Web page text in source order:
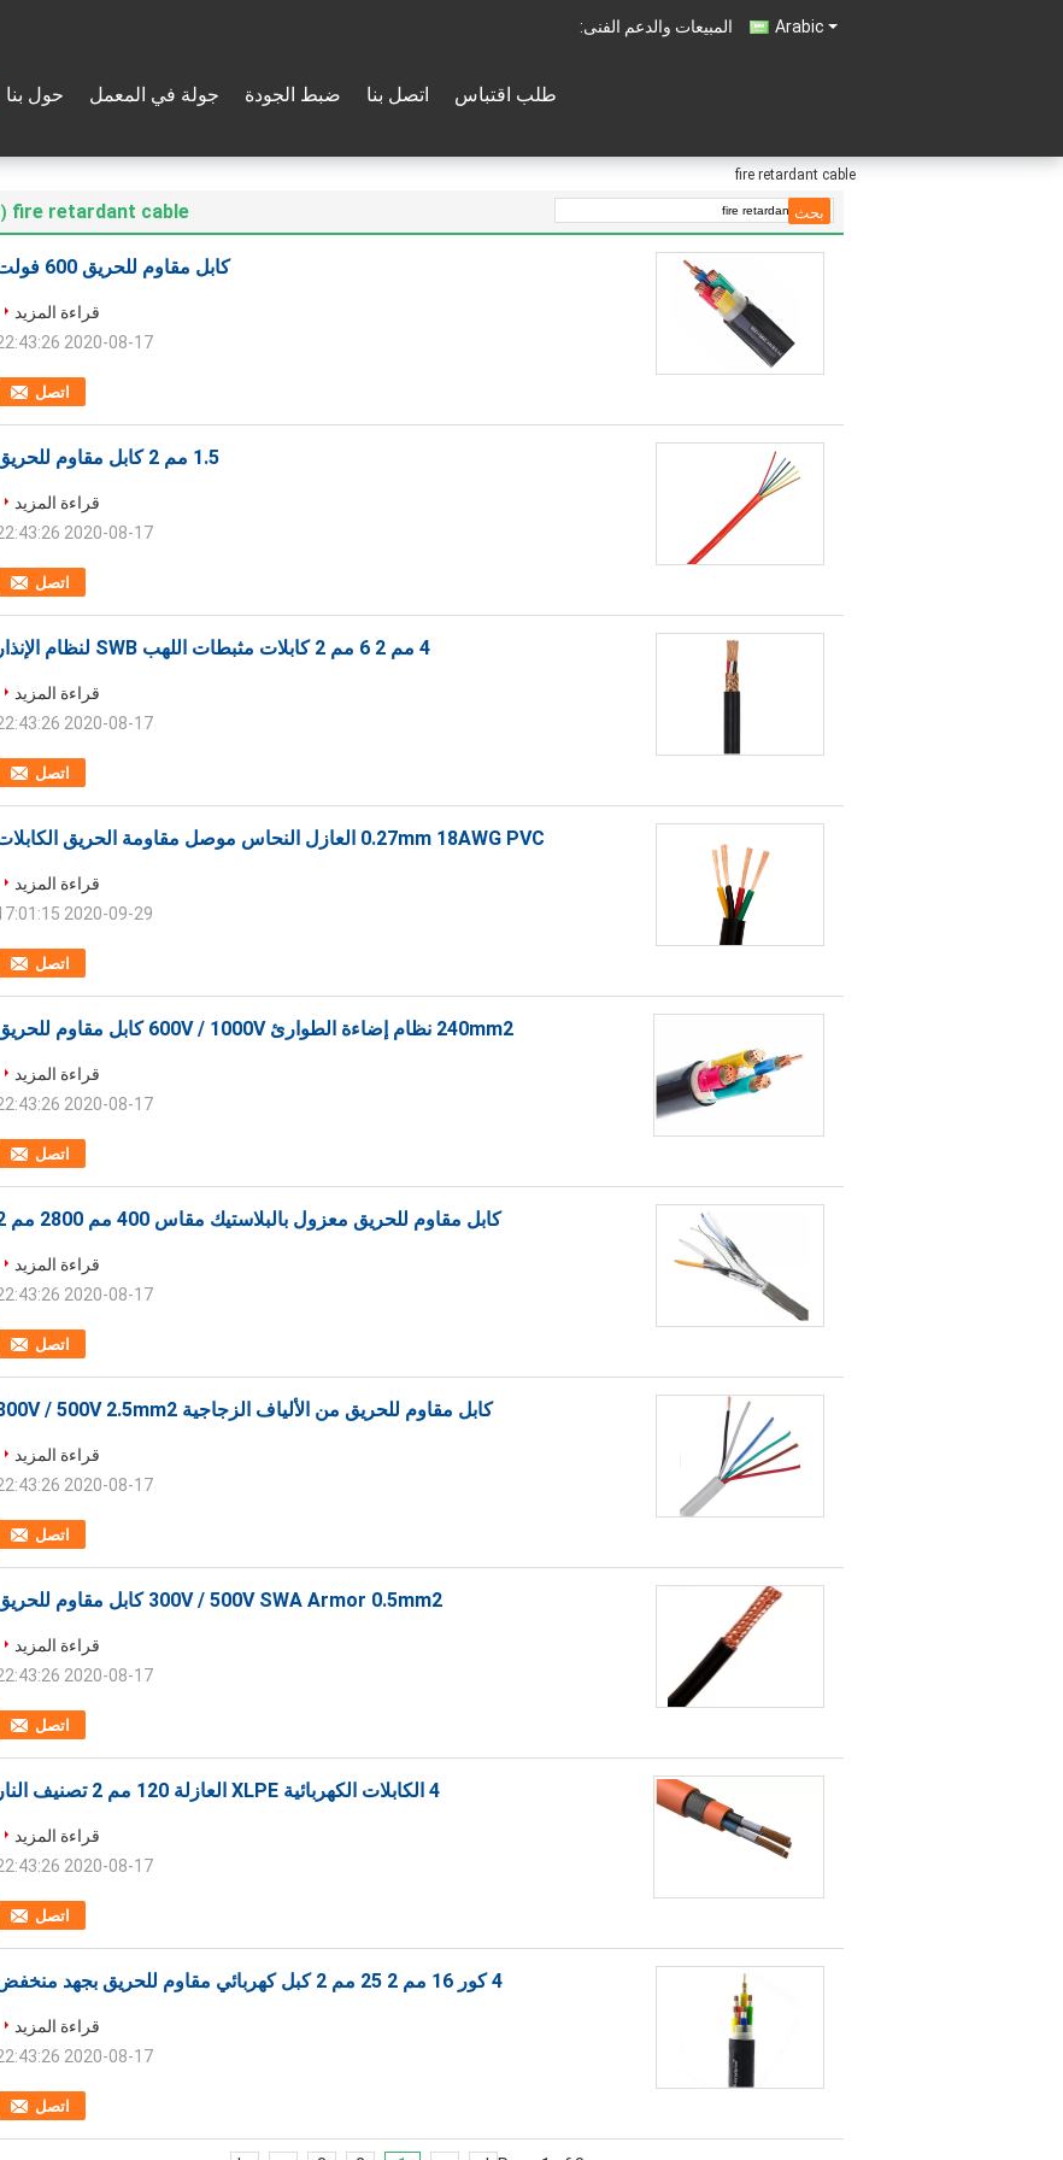
Arabic المبيعات والدعم الفنى:
حول بنا جولة في المعمل ضبط الجودة اتصل بنا طلب اقتباس
fire retardant cable
fire retardant cable
(23)
كابل مقاوم للحريق 600 فولت
اتصل
قراءة المزيد
2020-08-17 22:43:26
1.5 مم 2 كابل مقاوم للحريق
اتصل
قراءة المزيد
2020-08-17 22:43:26
4 مم 2 6 مم 2 كابلات مثبطات اللهب SWB لنظام الإنذار
اتصل
قراءة المزيد
2020-08-17 22:43:26
0.27mm 18AWG PVC العازل النحاس موصل مقاومة الحريق الكابلات
اتصل
قراءة المزيد
2020-09-29 17:01:15
240mm2 نظام إضاءة الطوارئ 600V / 1000V كابل مقاوم للحريق
اتصل
قراءة المزيد
2020-08-17 22:43:26
كابل مقاوم للحريق معزول بالبلاستيك مقاس 400 مم 2800 مم 2
اتصل
قراءة المزيد
2020-08-17 22:43:26
كابل مقاوم للحريق من الألياف الزجاجية 300V / 500V 2.5mm2
اتصل
قراءة المزيد
2020-08-17 22:43:26
300V / 500V SWA Armor 0.5mm2 كابل مقاوم للحريق
اتصل
قراءة المزيد
2020-08-17 22:43:26
4 الكابلات الكهربائية XLPE العازلة 120 مم 2 تصنيف النار
اتصل
قراءة المزيد
2020-08-17 22:43:26
4 كور 16 مم 2 25 مم 2 كبل كهربائي مقاوم للحريق بجهد منخفض
اتصل
قراءة المزيد
2020-08-17 22:43:26